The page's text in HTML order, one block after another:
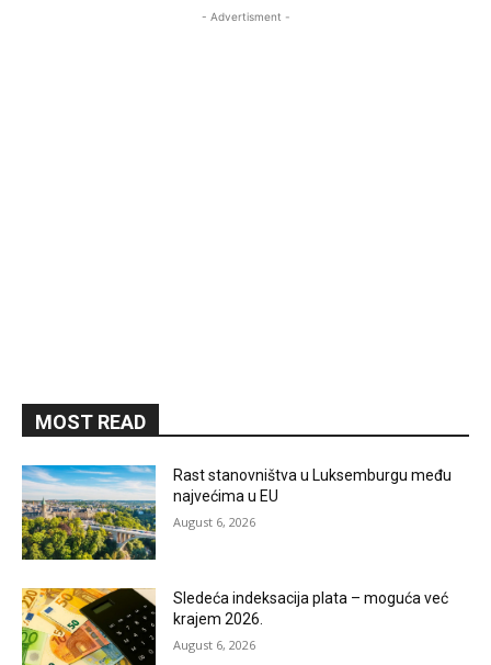
- Advertisment -
MOST READ
Rast stanovništva u Luksemburgu među
najvećima u EU
August 6, 2026
Sledeća indeksacija plata – moguća već
krajem 2026.
August 6, 2026